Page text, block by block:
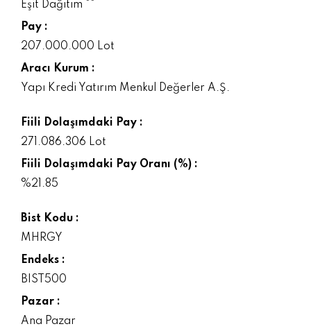
Eşit Dağıtım **
Pay :
207.000.000 Lot
Aracı Kurum :
Yapı Kredi Yatırım Menkul Değerler A.Ş.
Fiili Dolaşımdaki Pay :
271.086.306 Lot
Fiili Dolaşımdaki Pay Oranı (%) :
%21.85
Bist Kodu :
MHRGY
Endeks :
BIST500
Pazar :
Ana Pazar